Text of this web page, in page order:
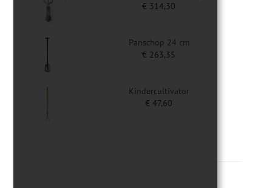
€ 314,30
Panschop 24 cm
€ 263,35
Kindercultivator
€ 47,60